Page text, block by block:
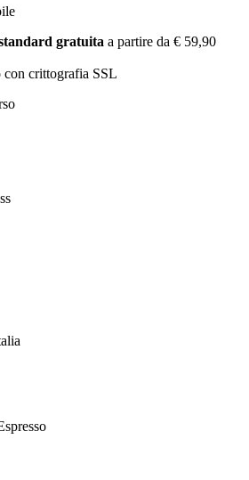
gratuita a partire da € 59,90
con crittografia SSL